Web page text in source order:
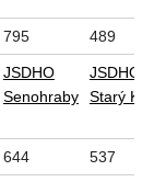
795 489
JSDHO
Senohraby
JSDHO
Starý
644 537